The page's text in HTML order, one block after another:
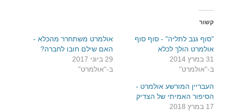
קשור
"סוף גנב לתליה" - סוף סוף
אולמרט הולך לכלא
31 במרץ 2014
ב-"אולמרט"
אולמרט משתחרר מהכלא -
האם שילם חובו לחברה?
29 ביוני 2017
ב-"אולמרט"
העבריין המורשע אולמרט -
הסיפור האמיתי של הצדיק
17 במרץ 2018